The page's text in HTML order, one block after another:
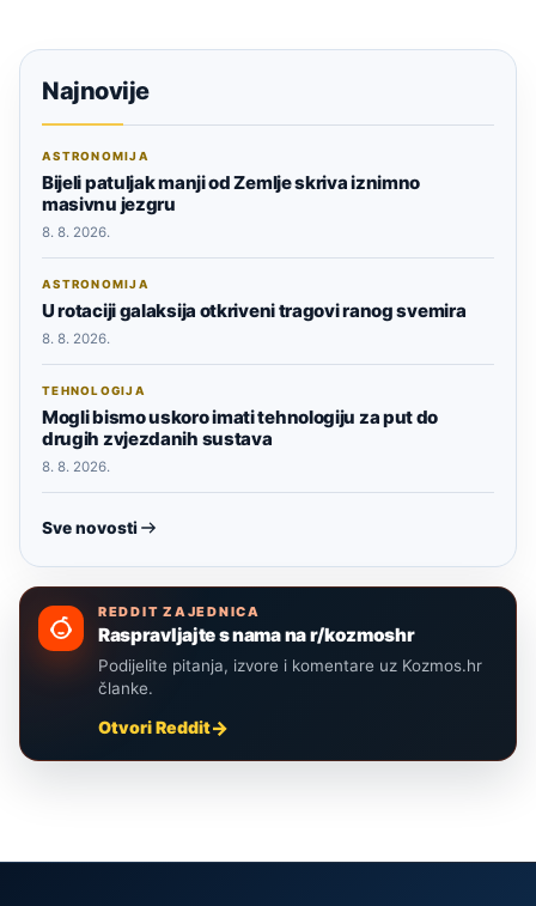
Najnovije
ASTRONOMIJA
Bijeli patuljak manji od Zemlje skriva iznimno
masivnu jezgru
8. 8. 2026.
ASTRONOMIJA
U rotaciji galaksija otkriveni tragovi ranog svemira
8. 8. 2026.
TEHNOLOGIJA
Mogli bismo uskoro imati tehnologiju za put do
drugih zvjezdanih sustava
8. 8. 2026.
Sve novosti
REDDIT ZAJEDNICA
Raspravljajte s nama na r/kozmoshr
Podijelite pitanja, izvore i komentare uz Kozmos.hr
članke.
Otvori Reddit